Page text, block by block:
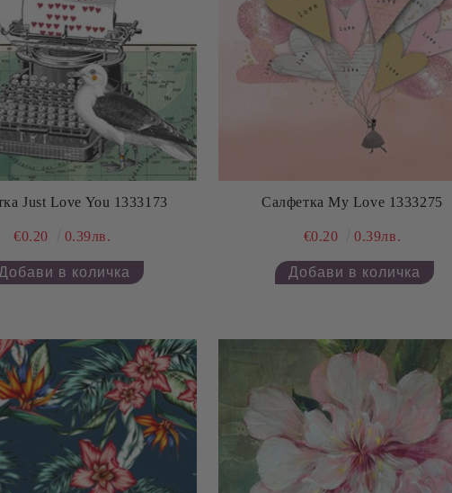
Just Love You 1333173
€0.20 0.39лв.
Салфетка My Love 1333275
€0.20 0.39лв.